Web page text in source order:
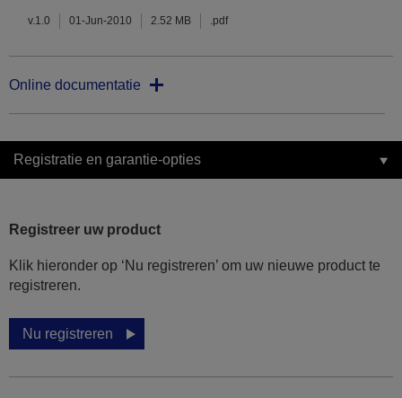
v.1.0 01-Jun-2010 2.52 MB .pdf
Online documentatie
Registratie en garantie-opties
Registreer uw product
Klik hieronder op ‘Nu registreren’ om uw nieuwe product te
registreren.
Nu registreren